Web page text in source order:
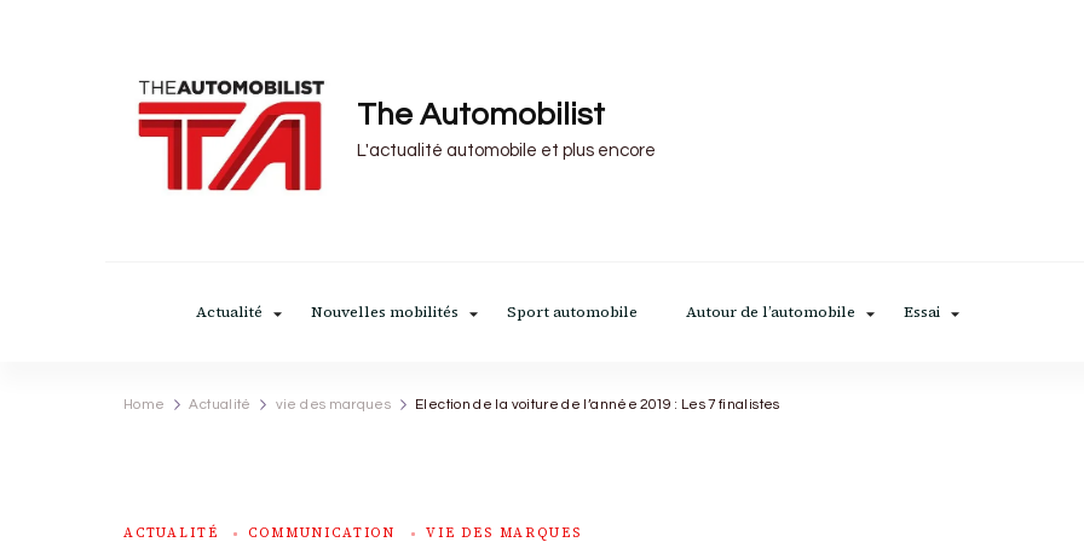
The Automobilist
L'actualité automobile et plus encore
Actualité Nouvelles mobilités Sport automobile Autour de l’automobile Essai
Home Actualité vie des marques Election de la voiture de l’année 2019 : Les 7 finalistes
ACTUALITÉ COMMUNICATION VIE DES MARQUES